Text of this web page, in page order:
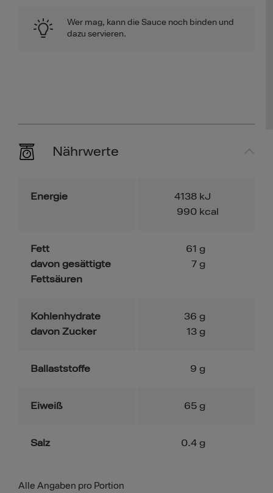
Wer mag, kann die Sauce noch binden und
dazu servieren.
Nährwerte
Energie 4138 kJ
990 kcal
Fett
davon gesättigte
Fettsäuren
61 g
7 g
Kohlenhydrate
davon Zucker
36 g
13 g
Ballaststoffe 9 g
Eiweiß 65 g
Salz 0.4 g
Alle Angaben pro Portion